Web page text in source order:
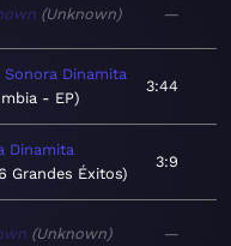
Unknown —
Sonora Dinamita
- EP
3:44
Dinamita
Grandes Éxitos
3:9
Unknown —